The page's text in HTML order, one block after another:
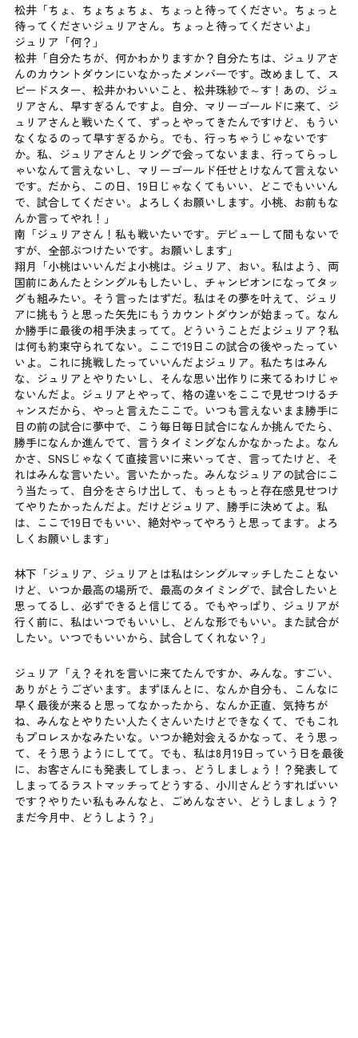
松井「ちょ、ちょちょちょ、ちょっと待ってください。ちょっと
待ってくださいジュリアさん。ちょっと待ってくださいよ」
ジュリア「何？」
松井「自分たちが、何かわかりますか？自分たちは、ジュリアさ
んのカウントダウンにいなかったメンバーです。改めまして、ス
ピードスター、松井かわいいこと、松井珠紗で～す！あの、ジュ
リアさん、早すぎるんですよ。自分、マリーゴールドに来て、ジ
ュリアさんと戦いたくて、ずっとやってきたんですけど、もうい
なくなるのって早すぎるから。でも、行っちゃうじゃないです
か。私、ジュリアさんとリングで会ってないまま、行ってらっし
ゃいなんて言えないし、マリーゴールド任せとけなんて言えない
です。だから、この日、19日じゃなくてもいい、どこでもいいん
で、試合してください。よろしくお願いします。小桃、お前もな
んか言ってやれ！」
南「ジュリアさん！私も戦いたいです。デビューして間もないで
すが、全部ぶつけたいです。お願いします」
翔月「小桃はいいんだよ小桃は。ジュリア、おい。私はよう、両
国前にあんたとシングルもしたいし、チャンピオンになってタッ
グも組みたい。そう言ったはずだ。私はその夢を叶えて、ジュリ
アに挑もうと思った矢先にもうカウントダウンが始まって。なん
か勝手に最後の相手決まってて。どういうことだよジュリア？私
は何も約束守られてない。ここで19日この試合の後やったってい
いよ。これに挑戦したっていいんだよジュリア。私たちはみん
な、ジュリアとやりたいし、そんな思い出作りに来てるわけじゃ
ないんだよ。ジュリアとやって、格の違いをここで見せつけるチ
ャンスだから、やっと言えたここで。いつも言えないまま勝手に
目の前の試合に夢中で、こう毎日毎日試合になんか挑んでたら、
勝手になんか進んでて、言うタイミングなんかなかったよ。なん
かさ、SNSじゃなくて直接言いに来いってさ、言ってたけど、そ
れはみんな言いたい。言いたかった。みんなジュリアの試合にこ
う当たって、自分をさらけ出して、もっともっと存在感見せつけ
てやりたかったんだよ。だけどジュリア、勝手に決めてよ。私
は、ここで19日でもいい、絶対やってやろうと思ってます。よろ
しくお願いします」
林下「ジュリア、ジュリアとは私はシングルマッチしたことない
けど、いつか最高の場所で、最高のタイミングで、試合したいと
思ってるし、必ずできると信じてる。でもやっぱり、ジュリアが
行く前に、私はいつでもいいし、どんな形でもいい。また試合が
したい。いつでもいいから、試合してくれない？」
ジュリア「え？それを言いに来てたんですか、みんな。すごい、
ありがとうございます。まずほんとに、なんか自分も、こんなに
早く最後が来ると思ってなかったから、なんか正直、気持ちが
ね、みんなとやりたい人たくさんいたけどできなくて、でもこれ
もプロレスかなみたいな。いつか絶対会えるかなって、そう思っ
て、そう思うようにしてて。でも、私は8月19日っていう日を最後
に、お客さんにも発表してしまっ、どうしましょう！？発表して
しまってるラストマッチってどうする、小川さんどうすればいい
です？やりたい私もみんなと、ごめんなさい、どうしましょう？
まだ今月中、どうしよう？」